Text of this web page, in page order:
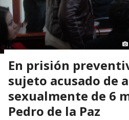
En prisión
sujeto acusado de
sexualmente de 6
Pedro de la Paz